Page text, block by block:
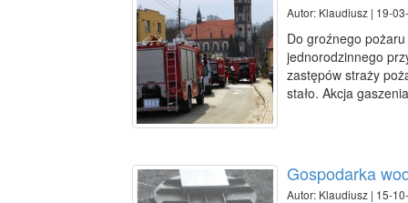
Autor: Klaudiusz | 19-
Do groźnego
jednorodzinnego
zastępów straży
stało. Akcja
Gospodarka
Autor: Klaudiusz | 15-